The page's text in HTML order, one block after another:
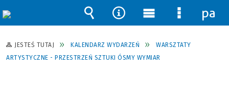
JESTEŚ TUTAJ KALENDARZ WYDARZEŃ
WARSZTATY
ARTYSTYCZNE - PRZESTRZEŃ SZTUKI ÓSMY WYMIAR
Wyszukiwarka
Narzędzia
Menu
główne
Menu